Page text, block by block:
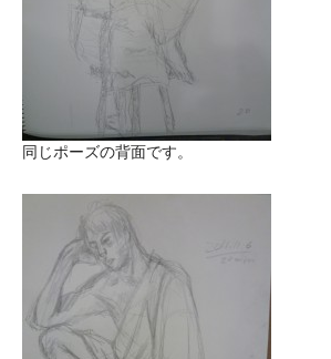
同じポーズの背面です。